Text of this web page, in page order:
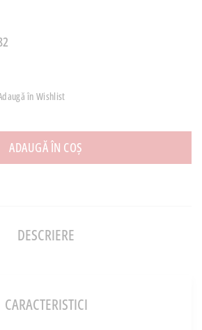
în Wishlist
ADAUGĂ ÎN COȘ
DESCRIERE
CARACTERISTICI